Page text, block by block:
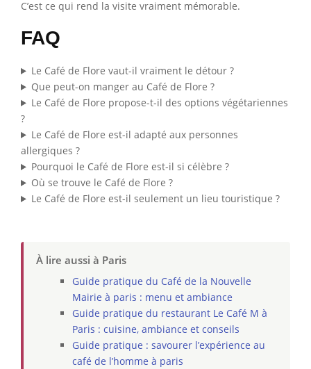
C’est ce qui rend la visite vraiment mémorable.
FAQ
Le Café de Flore vaut-il vraiment le détour ?
Que peut-on manger au Café de Flore ?
Le Café de Flore propose-t-il des options végétariennes
?
Le Café de Flore est-il adapté aux personnes
allergiques ?
Pourquoi le Café de Flore est-il si célèbre ?
Où se trouve le Café de Flore ?
Le Café de Flore est-il seulement un lieu touristique ?
À lire aussi à Paris
Guide pratique du Café de la Nouvelle
Mairie à paris : menu et ambiance
Guide pratique du restaurant Le Café M à
Paris : cuisine, ambiance et conseils
Guide pratique : savourer l’expérience au
café de l’homme à paris